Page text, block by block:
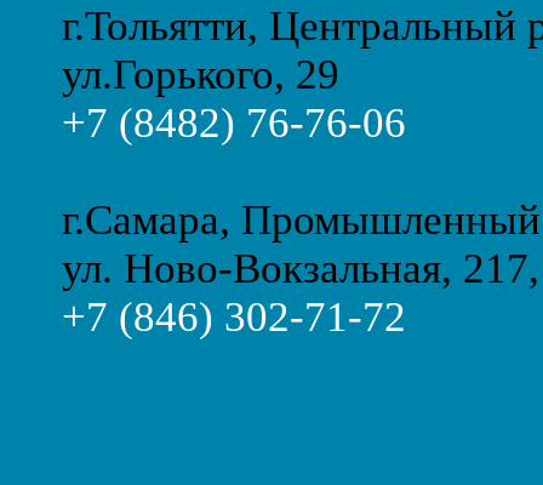
г.Тольятти, Центральный
ул.Горького, 29
+7 (8482) 76-76-06
г.Самара,
ул. Ново-Вокзальная,
+7 (846) 302-71-72